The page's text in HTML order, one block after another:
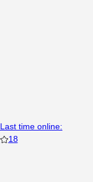
Last time online:
18